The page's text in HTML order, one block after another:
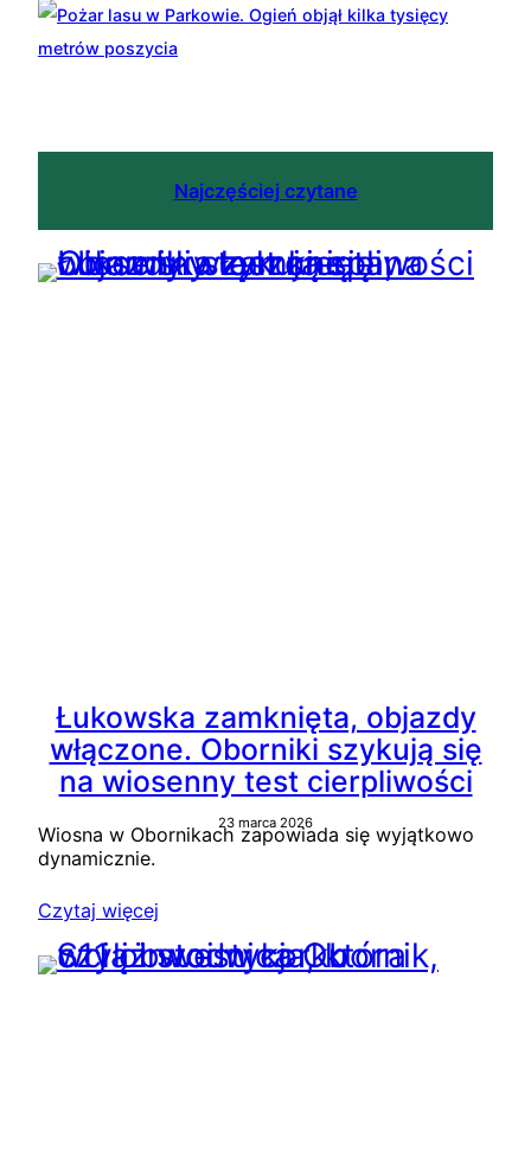
Najczęściej czytane
Łukowska zamknięta, objazdy
włączone. Oborniki szykują się
na wiosenny test cierpliwości
23 marca 2026
Wiosna w Obornikach zapowiada się wyjątkowo
dynamicznie.
Czytaj więcej